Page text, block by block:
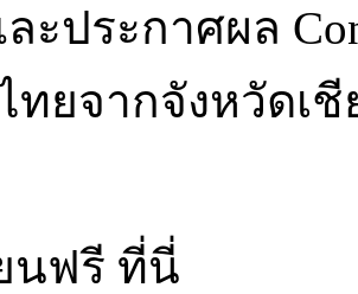
ะประกาศผล
ทยจากจังหวัดเ
นฟรี ที่นี่